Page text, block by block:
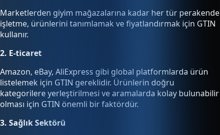
Marketlerden giyim mağazalarına kadar her tür perakende
işletme, ürünlerini tanımlamak ve fiyatlandırmak için GTIN
kullanır.
2. E-ticaret
Amazon, eBay, AliExpress gibi global platformlarda ürün
listelemek için GTIN gereklidir. Ürünlerin doğru
kategorilere yerleştirilmesi ve aramalarda kolay bulunabilir
olması için GTIN önemli bir faktördür.
3. Sağlık Sektörü